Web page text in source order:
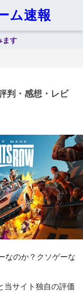
ム速報
ます
判・感想・レビ
なのか？クソゲーな
当サイト独自の評価